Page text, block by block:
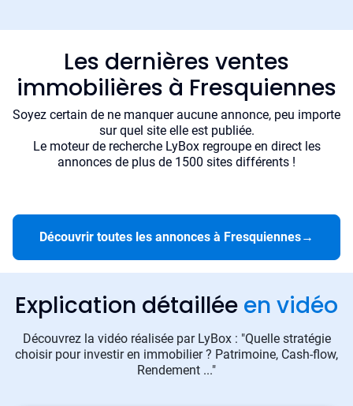
Les dernières ventes
immobilières à Fresquiennes
Soyez certain de ne manquer aucune annonce, peu importe
sur quel site elle est publiée.
Le moteur de recherche LyBox regroupe en direct les
annonces de plus de 1500 sites différents !
Découvrir toutes les annonces à Fresquiennes→
Explication détaillée en vidéo
Découvrez la vidéo réalisée par LyBox : "Quelle stratégie
choisir pour investir en immobilier ? Patrimoine, Cash-flow,
Rendement ..."